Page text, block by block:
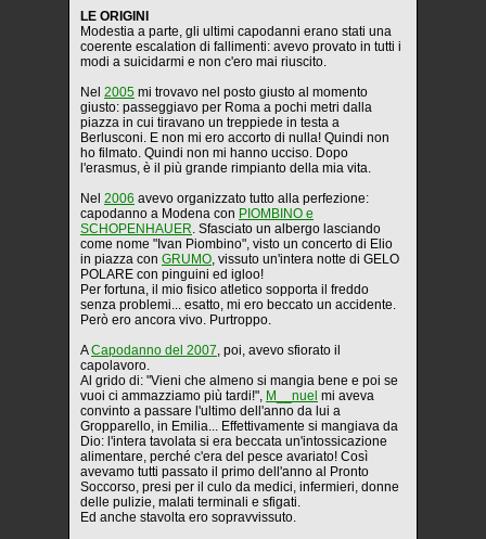
LE ORIGINI
Modestia a parte, gli ultimi capodanni erano stati una
coerente escalation di fallimenti: avevo provato in tutti i
modi a suicidarmi e non c'ero mai riuscito.
Nel 2005 mi trovavo nel posto giusto al momento
giusto: passeggiavo per Roma a pochi metri dalla
piazza in cui tiravano un treppiede in testa a
Berlusconi. E non mi ero accorto di nulla! Quindi non
ho filmato. Quindi non mi hanno ucciso. Dopo
l'erasmus, è il più grande rimpianto della mia vita.
Nel 2006 avevo organizzato tutto alla perfezione:
capodanno a Modena con PIOMBINO e
SCHOPENHAUER. Sfasciato un albergo lasciando
come nome "Ivan Piombino", visto un concerto di Elio
in piazza con GRUMO, vissuto un'intera notte di GELO
POLARE con pinguini ed igloo!
Per fortuna, il mio fisico atletico sopporta il freddo
senza problemi... esatto, mi ero beccato un accidente.
Però ero ancora vivo. Purtroppo.
ACapodanno del 2007, poi, avevo sfiorato il
capolavoro.
Al grido di: "Vieni che almeno si mangia bene e poi se
vuoi ci ammazziamo più tardi!", M__nuel mi aveva
convinto a passare l'ultimo dell'anno da lui a
Gropparello, in Emilia... Effettivamente si mangiava da
Dio: l'intera tavolata si era beccata un'intossicazione
alimentare, perché c'era del pesce avariato! Così
avevamo tutti passato il primo dell'anno al Pronto
Soccorso, presi per il culo da medici, infermieri, donne
delle pulizie, malati terminali e sfigati.
Ed anche stavolta ero sopravvissuto.